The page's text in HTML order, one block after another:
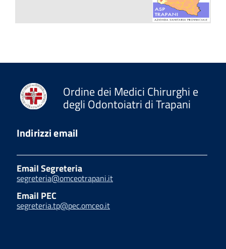
Ordine dei Medici Chirurghi e
degli Odontoiatri di Trapani
Indirizzi email
Email Segreteria
segreteria@omceotrapani.it
Email PEC
segreteria.tp@pec.omceo.it